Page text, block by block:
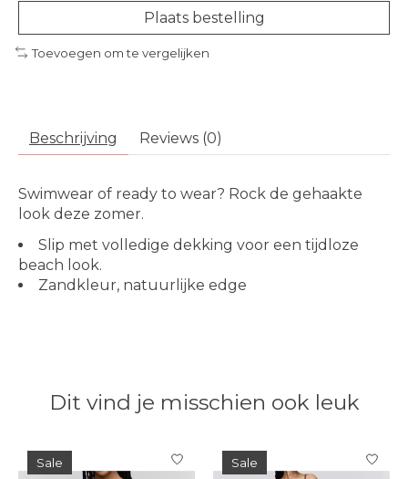
Plaats bestelling
Toevoegen om te vergelijken
Beschrijving Reviews (0)
Swimwear of ready to wear? Rock de gehaakte
look deze zomer.
Slip met volledige dekking voor een tijdloze
beach look.
Zandkleur, natuurlijke edge
Dit vind je misschien ook leuk
Items van productcarrousel
Sale Sale